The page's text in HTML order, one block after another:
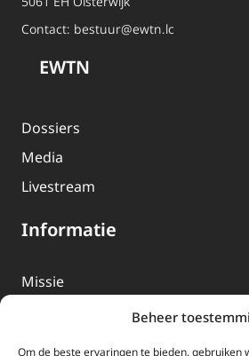
Beheer
Om de beste ervaringen te bieden, gebruiken
Contact: bestuur@ewtn.lc
EWTN
Dossiers
Media
Livestream
Informatie
Missie